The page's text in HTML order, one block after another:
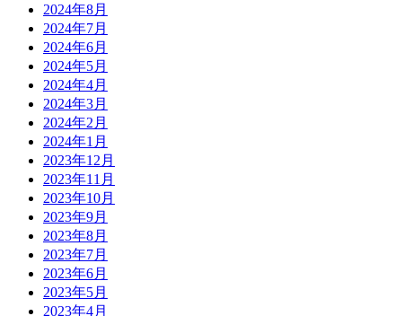
2024年8月
2024年7月
2024年6月
2024年5月
2024年4月
2024年3月
2024年2月
2024年1月
2023年12月
2023年11月
2023年10月
2023年9月
2023年8月
2023年7月
2023年6月
2023年5月
2023年4月